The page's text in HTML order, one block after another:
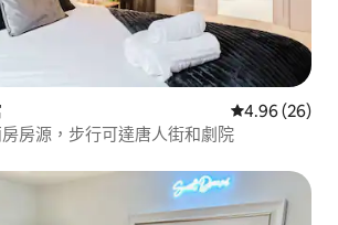
從 26 則評價
4.96 (26)
房源，步行可達唐人街和劇院